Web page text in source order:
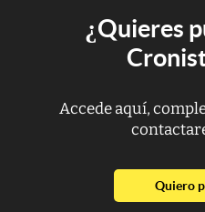
¿Quieres
Accede aquí,
Quiero